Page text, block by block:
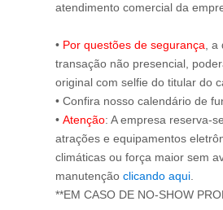
atendimento comercial da
• Por questões de segurança ,
transação não presencial,
original com selfie do titular do
• Confira nosso calendário de
• Atenção: A empresa reserva-
atrações e equipamentos
climáticas ou força maior sem
manutenção clicando aqui